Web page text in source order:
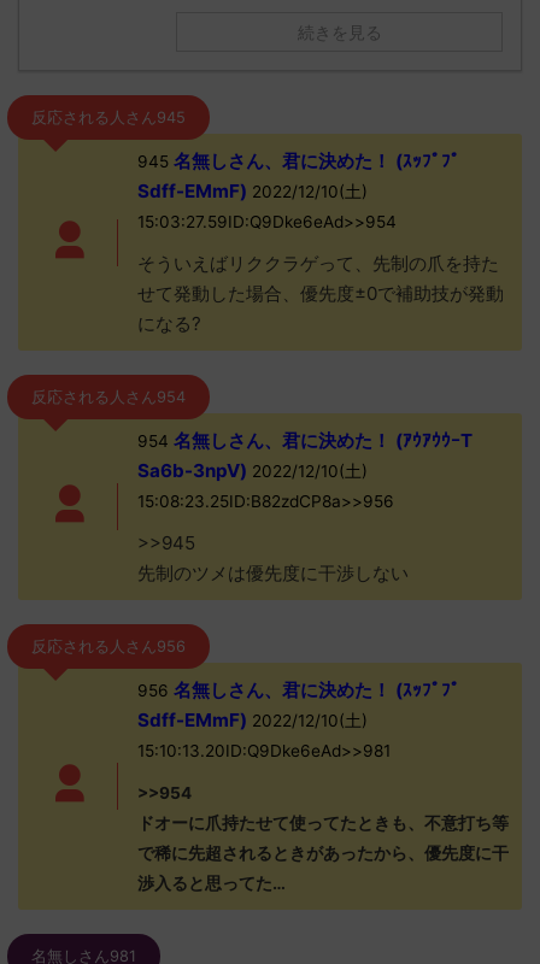
続きを見る
反応される人さん945
945名無しさん、君に決めた！ (ｽｯﾌﾟﾌﾟ
Sdff-EMmF) 2022/12/10(土)
15:03:27.59ID:Q9Dke6eAd>>954
そういえばリククラゲって、先制の爪を持た
せて発動した場合、優先度±0で補助技が発動
になる?
反応される人さん954
954 名無しさん、君に決めた！ (ｱｳｱｳｳｰT
Sa6b-3npV) 2022/12/10(土)
15:08:23.25ID:B82zdCP8a>>956
>>945
先制のツメは優先度に干渉しない
反応される人さん956
956 名無しさん、君に決めた！ (ｽｯﾌﾟﾌﾟ
Sdff-EMmF) 2022/12/10(土)
15:10:13.20ID:Q9Dke6eAd>>981
>>954
ドオーに爪持たせて使ってたときも、不意打ち等
で稀に先超されるときがあったから、優先度に干
渉入ると思ってた…
名無しさん981